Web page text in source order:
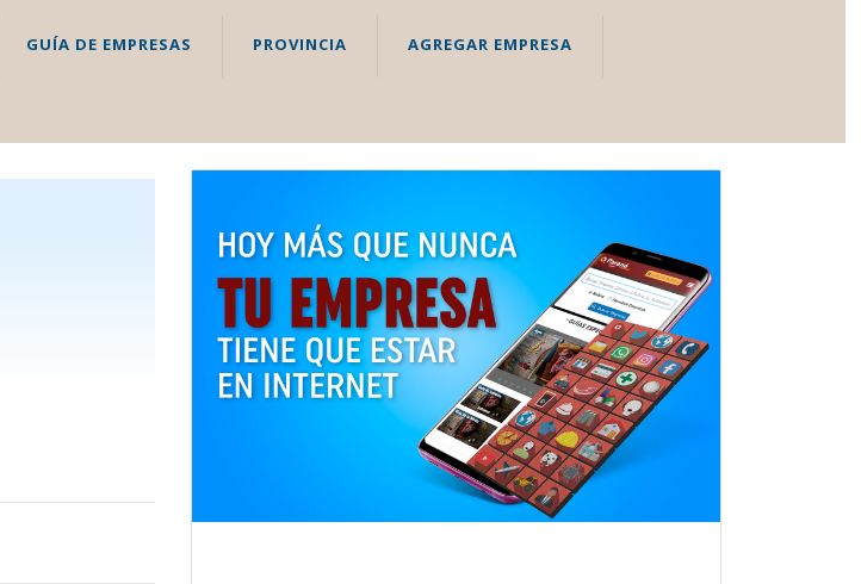
GUÍA DE EMPRESAS PROVINCIA AGREGAR EMPRESA